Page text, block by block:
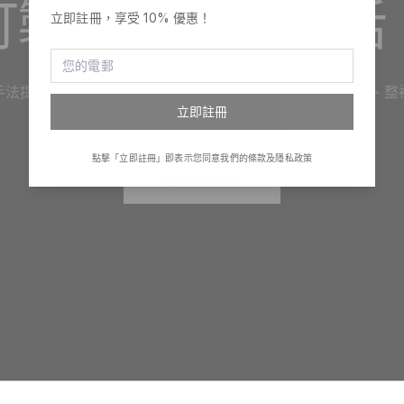
立即註冊，享受 10% 優惠！
立即註冊
點擊「立即註冊」即表示您同意我們的條款及隱私政策
製，融入你生活
法提供設計、印嘢及產品禮品訂製服務。訂制服、印班衫、整
立自家品牌，一切變得很簡單！